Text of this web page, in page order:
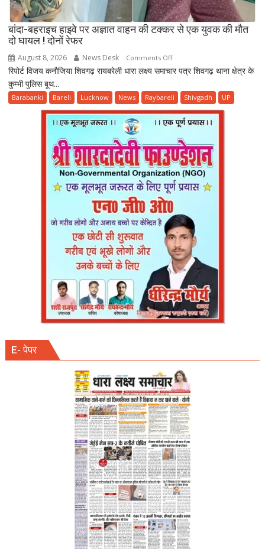
बांदा-बहराइच हाइवे पर अज्ञात वाहन की टक्कर से एक युवक की मौत
दो घायल ! दोनों रेफर
August 8, 2026 News Desk Comments Offon
बांदा-
हाइवे
पर
अज्ञात
की
टक्कर
से
एक
युवक
की
मौत
दो
घायल
!
रेफर
रिपोर्ट विजय कनौजिया शिवगढ़ रायबरेली धारा लक्ष्य समाचार पत्र शिवगढ़ थाना क्षेत्र के
कुम्भी पुलिस बूथ...
Barabanki Bareli Lucknow News Raybareli Shivgadh UP
E- पेपर